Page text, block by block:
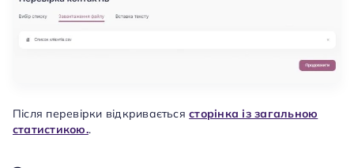
Після перевірки відкриваєтьсясторінка із загальною
статистикою..